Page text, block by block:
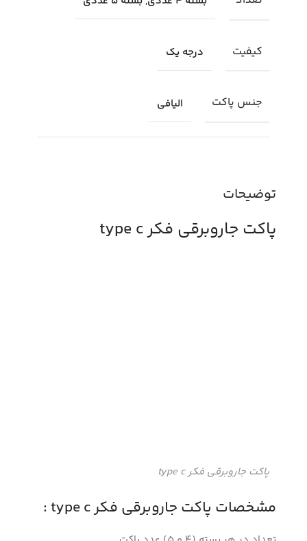
توضیحات
پاکت جاروبرقی فکر type c
پاکت جاروبرقی فکر type c
مشخصات پاکت جاروبرقی فکر type c :
کیفیت درجه یک
جنس پاکت الیافی